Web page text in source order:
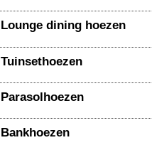
Lounge dining hoezen
Tuinsethoezen
Parasolhoezen
Bankhoezen